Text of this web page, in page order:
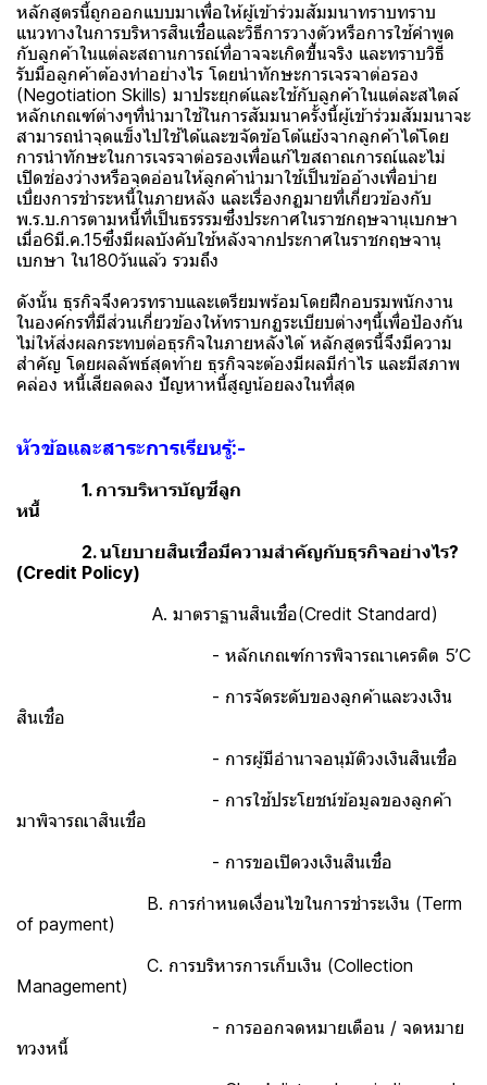
หลักสูตรนี้ถูกออกแบบมาเพื่อให้ผู้เข้าร่วมสัมมนาทราบทราบ
แนวทางในการบริหารสินเชื่อและวิธีการวางตัวหรือการใช้คำพูด
กับลูกค้าในแต่ละสถานการณ์ที่อาจจะเกิดขึ้นจริง และทราบวิธี
รับมือลูกค้าต้องทำอย่างไร โดยนำทักษะการเจรจาต่อรอง
(Negotiation Skills) มาประยุกต์และใช้กับลูกค้าในแต่ละสไตล์
หลักเกณฑ์ต่างๆที่นำมาใช้ในการสัมมนาครั้งนี้ผู้เข้าร่วมสัมมนาจะ
สามารถนำจุดแข็งไปใช้ได้และขจัดข้อโต้แย้งจากลูกค้าได้โดย
การนำทักษะในการเจรจาต่อรองเพื่อแก้ไขสถาณการณ์และไม่
เปิดช่องว่างหรือจุดอ่อนให้ลูกค้านำมาใช้เป็นข้ออ้างเพื่อบ่าย
เบี่ยงการชำระหนี้ในภายหลัง และเรื่องกฏมายที่เกี่ยวข้องกับ
พ.ร.บ.การตามหนี้ที่เป็นธรรรมซึ่งประกาศในราชกฤษจานุเบกษา
เมื่อ6มี.ค.15ซึ่งมีผลบังคับใช้หลังจากประกาศในราชกฤษจานุ
เบกษา ใน180วันแล้ว รวมถึง
ดังนั้น ธุรกิจจึงควรทราบและเตรียมพร้อมโดยฝึกอบรมพนักงาน
ในองค์กรที่มีส่วนเกี่ยวข้องให้ทราบกฏระเบียบต่างๆนี้เพื่อป้องกัน
ไม่ให้ส่งผลกระทบต่อธุรกิจในภายหลังได้ หลักสูตรนี้จึงมีความ
สำคัญ โดยผลลัพธ์สุดท้าย ธุรกิจจะต้องมีผลมีกำไร และมีสภาพ
คล่อง หนี้เสียลดลง ปัญหาหนี้สูญน้อยลงในที่สุด
หัวข้อและสาระการเรียนรู้:-
1. การบริหารบัญชีลูก
หนี้
2. นโยบายสินเชื่อมีความสำคัญกับธุรกิจอย่างไร?
(Credit Policy)
A. มาตราฐานสินเชื่อ(Credit Standard)
- หลักเกณฑ์การพิจารณาเครดิต 5’C
- การจัดระดับของลูกค้าและวงเงิน
สินเชื่อ
- การผู้มีอำนาจอนุมัติวงเงินสินเชื่อ
- การใช้ประโยชน์ข้อมูลของลูกค้า
มาพิจารณาสินเชื่อ
- การขอเปิดวงเงินสินเชื่อ
B. การกำหนดเงื่อนไขในการชำระเงิน (Term
of payment)
C. การบริหารการเก็บเงิน (Collection
Management)
- การออกจดหมายเตือน / จดหมาย
ทวงหนี้